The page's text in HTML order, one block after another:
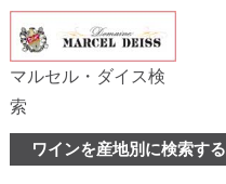
マルセル・ダイス検
索
ワインを産地別に検索する